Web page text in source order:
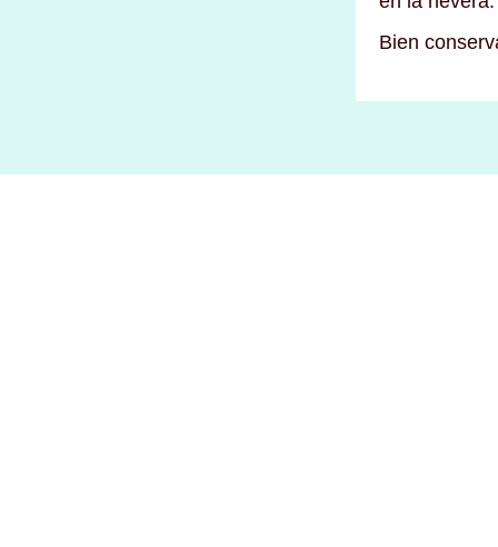
Bien